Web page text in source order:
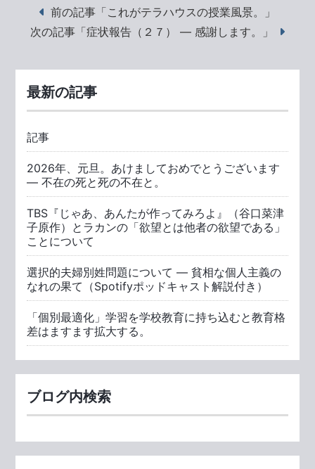
前の記事「これがテラハウスの授業風景。」
次の記事「症状報告（２７） ― 感謝します。」
最新の記事
記事
2026年、元旦。あけましておめでとうございます
― 不在の死と死の不在と。
TBS『じゃあ、あんたが作ってみろよ』（谷口菜津
子原作）とラカンの「欲望とは他者の欲望である」
ことについて
選択的夫婦別姓問題について ― 貧相な個人主義の
なれの果て（Spotifyポッドキャスト解説付き）
「個別最適化」学習を学校教育に持ち込むと教育格
差はますます拡大する。
ブログ内検索